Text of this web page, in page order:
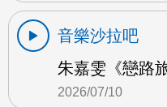
音樂沙拉吧
朱嘉雯《戀路
2026/07/10